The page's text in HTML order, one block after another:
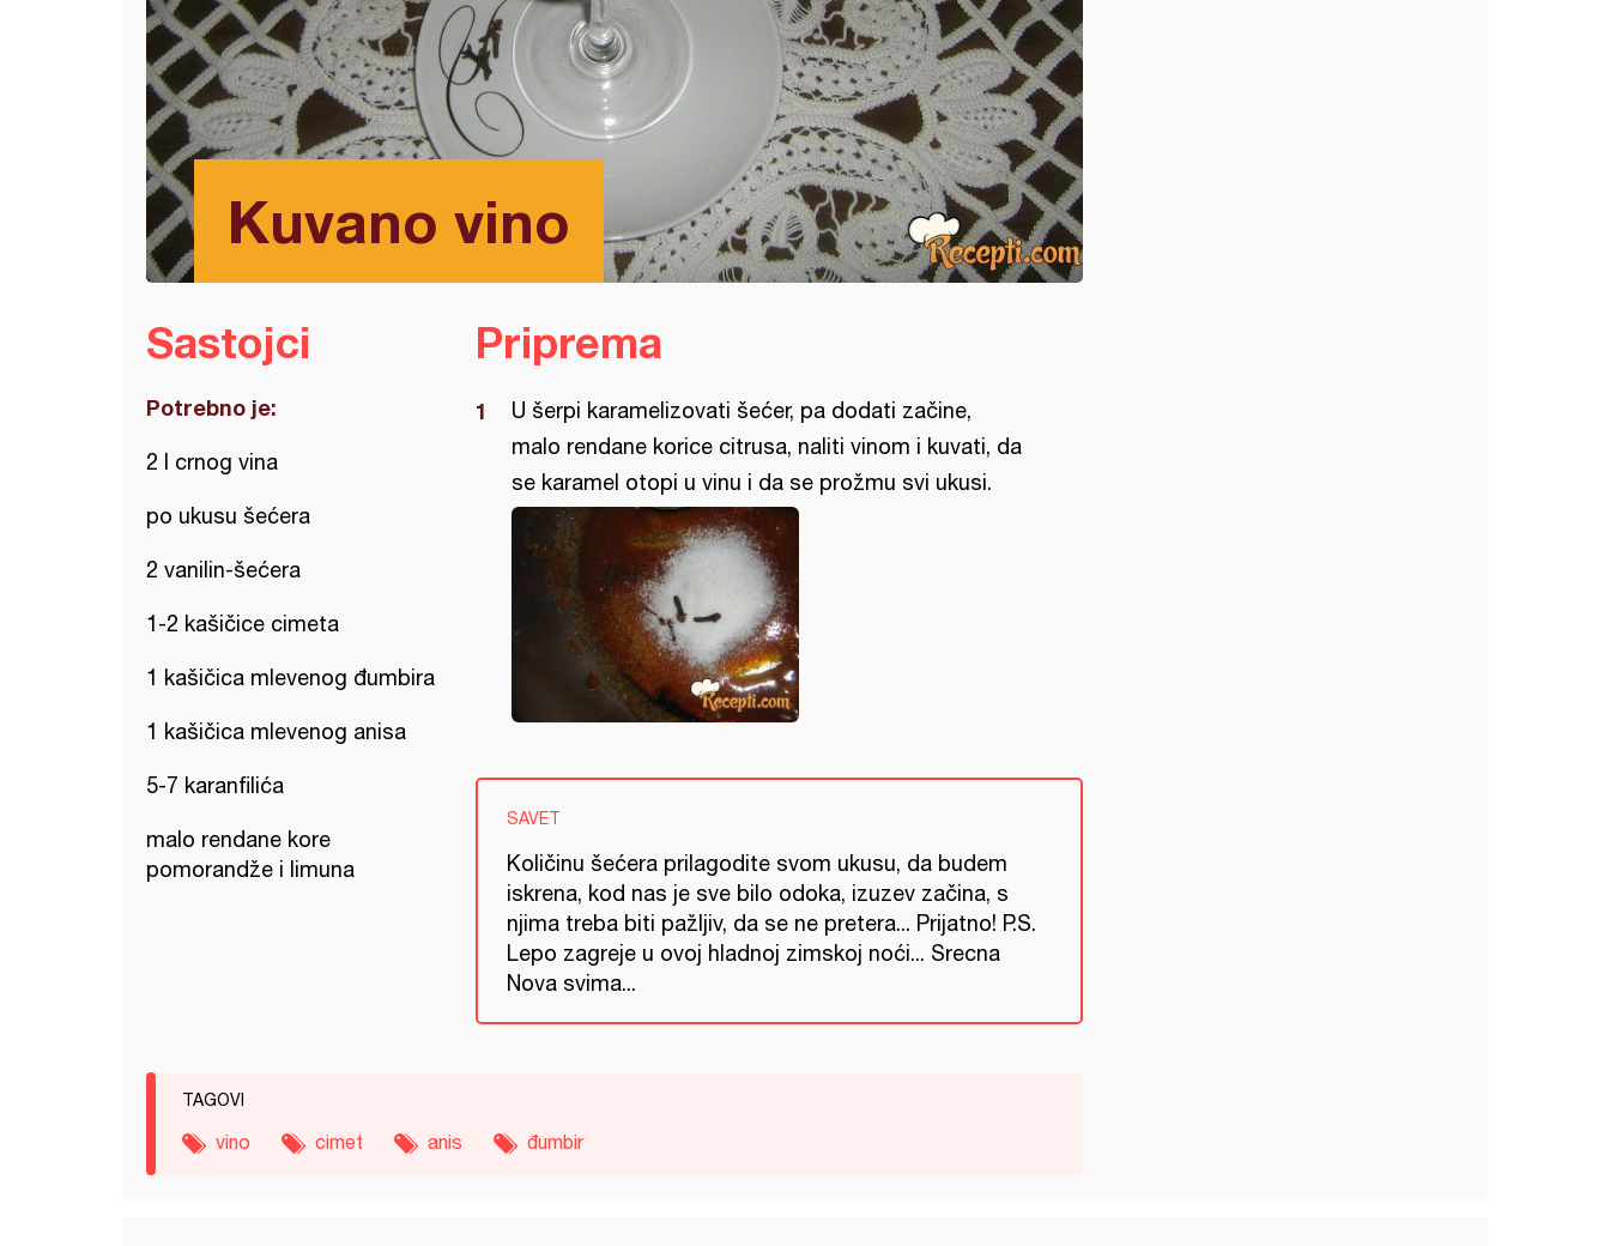
Kuvano vino
Sastojci
Potrebno je:
2 l crnog vina
po ukusu šećera
2 vanilin-šećera
1-2 kašičice cimeta
1 kašičica mlevenog đumbira
1 kašičica mlevenog anisa
5-7 karanfilića
malo rendane kore
pomorandže i limuna
Priprema
U šerpi karamelizovati šećer, pa dodati začine,
malo rendane korice citrusa, naliti vinom i kuvati, da
se karamel otopi u vinu i da se prožmu svi ukusi.
SAVET
Količinu šećera prilagodite svom ukusu, da budem
iskrena, kod nas je sve bilo odoka, izuzev začina, s
njima treba biti pažljiv, da se ne pretera... Prijatno! P.S.
Lepo zagreje u ovoj hladnoj zimskoj noći... Srecna
Nova svima...
TAGOVI
vino cimet anis đumbir